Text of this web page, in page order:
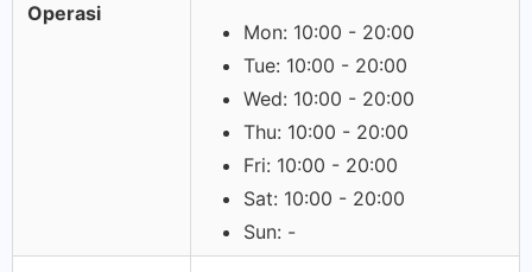
Operasi
Mon: 10:00 - 20:00
Tue: 10:00 - 20:00
Wed: 10:00 - 20:00
Thu: 10:00 - 20:00
Fri: 10:00 - 20:00
Sat: 10:00 - 20:00
Sun: -